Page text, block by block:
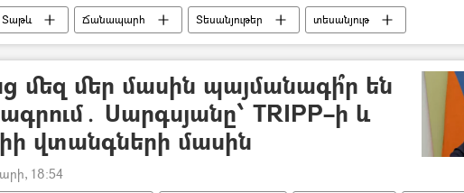
Տաթև Ճանապարհ Տեսանյութեր տեսանյութ
մեզ մեր մասին պայմանագի՞ր են
Սարգսյանը՝ TRIPP–ի և
վտանգների մասին
18:54